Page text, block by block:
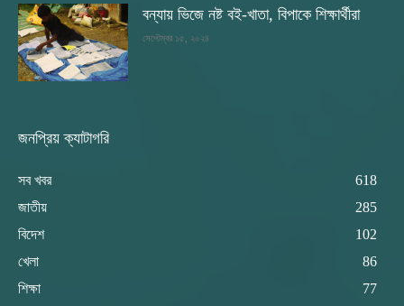
বন্যায় ভিজে নষ্ট বই-খাতা, বিপাকে শিক্ষার্থীরা
সেপ্টেম্বর ১৫, ২০২৪
জনপ্রিয় ক্যাটাগরি
সব খবর
618
জাতীয়
285
বিদেশ
102
খেলা
86
শিক্ষা
77